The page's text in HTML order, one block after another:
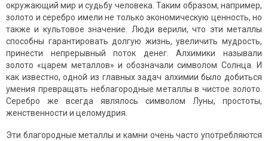
окружающий мир и судьбу человека. Таким образом, например,
золото и серебро имели не только экономическую ценность, но
также и культовое значение. Люди верили, что эти металлы
способны гарантировать долгую жизнь, увеличить мудрость,
принести непрерывный поток денег. Алхимики называли
золото «царем металлов» и обозначали символом Солнца. И
как известно, одной из главных задач алхимии было добиться
умения превращать неблагородные металлы в чистое золото.
Серебро же всегда являлось символом Луны, простоты,
женственности и целомудрия.
Эти благородные металлы и камни очень часто употребляются